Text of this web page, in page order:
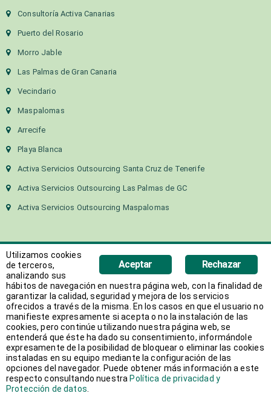
Consultoría Activa Canarias
Puerto del Rosario
Morro Jable
Las Palmas de Gran Canaria
Vecindario
Maspalomas
Arrecife
Playa Blanca
Activa Servicios Outsourcing Santa Cruz de Tenerife
Activa Servicios Outsourcing Las Palmas de GC
Activa Servicios Outsourcing Maspalomas
Copyright 2018 Activa Canarias | Todos los derechos
reservados
Web desarrollada porAVANT
Rechazar
Aceptar
Utilizamos cookies
de terceros,
analizando sus
hábitos de navegación en nuestra página web, con la finalidad de
garantizar la calidad, seguridad y mejora de los servicios
ofrecidos a través de la misma. En los casos en que el usuario no
manifieste expresamente si acepta o no la instalación de las
cookies, pero continúe utilizando nuestra página web, se
entenderá que éste ha dado su consentimiento, informándole
expresamente de la posibilidad de bloquear o eliminar las cookies
instaladas en su equipo mediante la configuración de las
opciones del navegador. Puede obtener más información a este
respecto consultando nuestra Política de privacidad y
Protección de datos